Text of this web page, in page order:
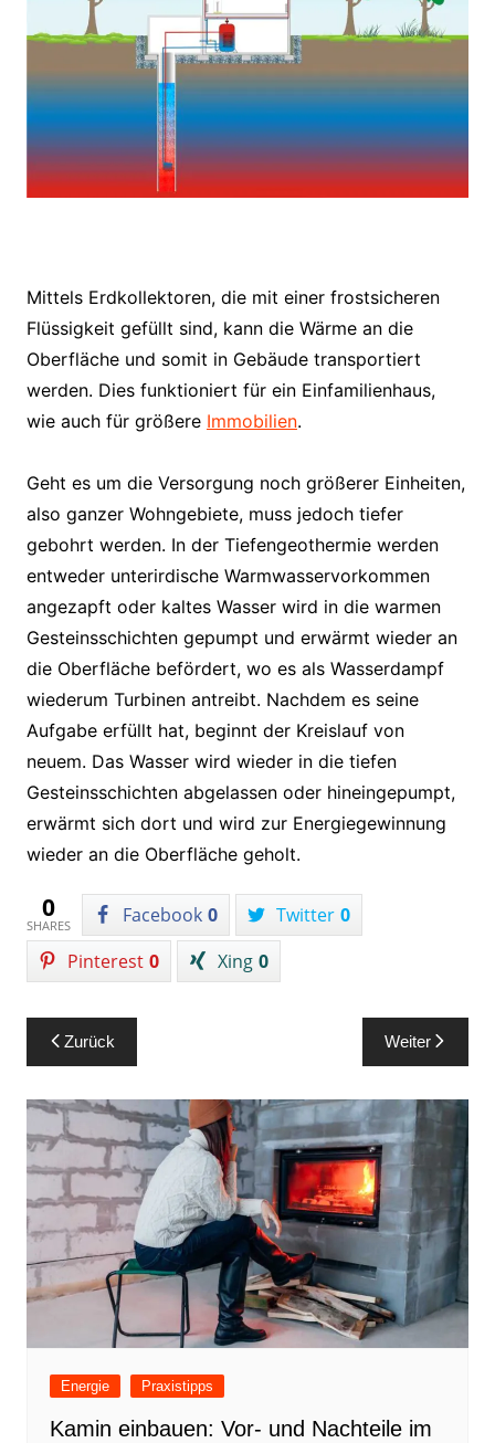
Mittels Erdkollektoren, die mit einer frostsicheren
Flüssigkeit gefüllt sind, kann die Wärme an die
Oberfläche und somit in Gebäude transportiert
werden. Dies funktioniert für ein Einfamilienhaus,
wie auch für größere Immobilien.
Geht es um die Versorgung noch größerer Einheiten,
also ganzer Wohngebiete, muss jedoch tiefer
gebohrt werden. In der Tiefengeothermie werden
entweder unterirdische Warmwasservorkommen
angezapft oder kaltes Wasser wird in die warmen
Gesteinsschichten gepumpt und erwärmt wieder an
die Oberfläche befördert, wo es als Wasserdampf
wiederum Turbinen antreibt. Nachdem es seine
Aufgabe erfüllt hat, beginnt der Kreislauf von
neuem. Das Wasser wird wieder in die tiefen
Gesteinsschichten abgelassen oder hineingepumpt,
erwärmt sich dort und wird zur Energiegewinnung
wieder an die Oberfläche geholt.
0
SHARES Facebook 0 Twitter 0
Pinterest 0 Xing 0
Beitragsnavigation
Zurück Weiter
Energie Praxistipps
Kamin einbauen: Vor- und Nachteile im